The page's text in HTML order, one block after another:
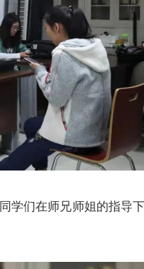
学们在师兄师姐的指导